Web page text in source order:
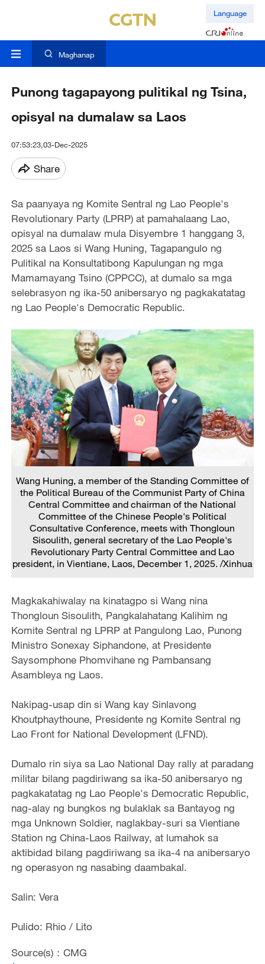
Language
Maghanap
Punong tagapayong pulitikal ng Tsina,
opisyal na dumalaw sa Laos
07:53:23,03-Dec-2025
Share
Sa paanyaya ng Komite Sentral ng Lao People's
Revolutionary Party (LPRP) at pamahalaang Lao,
opisyal na dumalaw mula Disyembre 1 hanggang 3,
2025 sa Laos si Wang Huning, Tagapangulo ng
Pulitikal na Konsultatibong Kapulungan ng mga
Mamamayang Tsino (CPPCC), at dumalo sa mga
selebrasyon ng ika-50 anibersaryo ng pagkakatatag
ng Lao People's Democratic Republic.
Wang Huning, a member of the Standing Committee of
the Political Bureau of the Communist Party of China
Central Committee and chairman of the National
Committee of the Chinese People's Political
Consultative Conference, meets with Thongloun
Sisoulith, general secretary of the Lao People's
Revolutionary Party Central Committee and Lao
president, in Vientiane, Laos, December 1, 2025. /Xinhua
Magkakahiwalay na kinatagpo si Wang nina
Thongloun Sisoulith, Pangkalahatang Kalihim ng
Komite Sentral ng LPRP at Pangulong Lao, Punong
Ministro Sonexay Siphandone, at Presidente
Saysomphone Phomvihane ng Pambansang
Asambleya ng Laos.
Nakipag-usap din si Wang kay Sinlavong
Khoutphaythoune, Presidente ng Komite Sentral ng
Lao Front for National Development (LFND).
Dumalo rin siya sa Lao National Day rally at paradang
militar bilang pagdiriwang sa ika-50 anibersaryo ng
pagkakatatag ng Lao People's Democratic Republic,
nag-alay ng bungkos ng bulaklak sa Bantayog ng
mga Unknown Soldier, naglakbay-suri sa Vientiane
Station ng China-Laos Railway, at lumahok sa
aktibidad bilang pagdiriwang sa ika-4 na anibersaryo
ng operasyon ng nasabing daambakal.
Salin: Vera
Pulido: Rhio / Lito
Source(s)：CMG